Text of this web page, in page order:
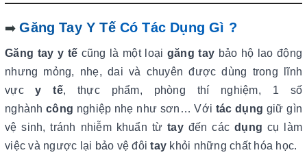
➡️Găng Tay Y TếCó Tác Dụng Gì ?
Găng tay y tế cũng là một loại găng tay bảo hộ lao động
nhưng mỏng, nhẹ, dai và chuyên được dùng trong lĩnh
vựcy tế, thực phẩm, phòng thí nghiệm, 1 số
nghànhcông nghiệp nhẹ như sơn… Với tác dụng giữ gìn
vệ sinh, tránh nhiễm khuẩn từtayđến cácdụng cụ làm
việc và ngược lại bảo vệ đôitay khỏi những chất hóa học.